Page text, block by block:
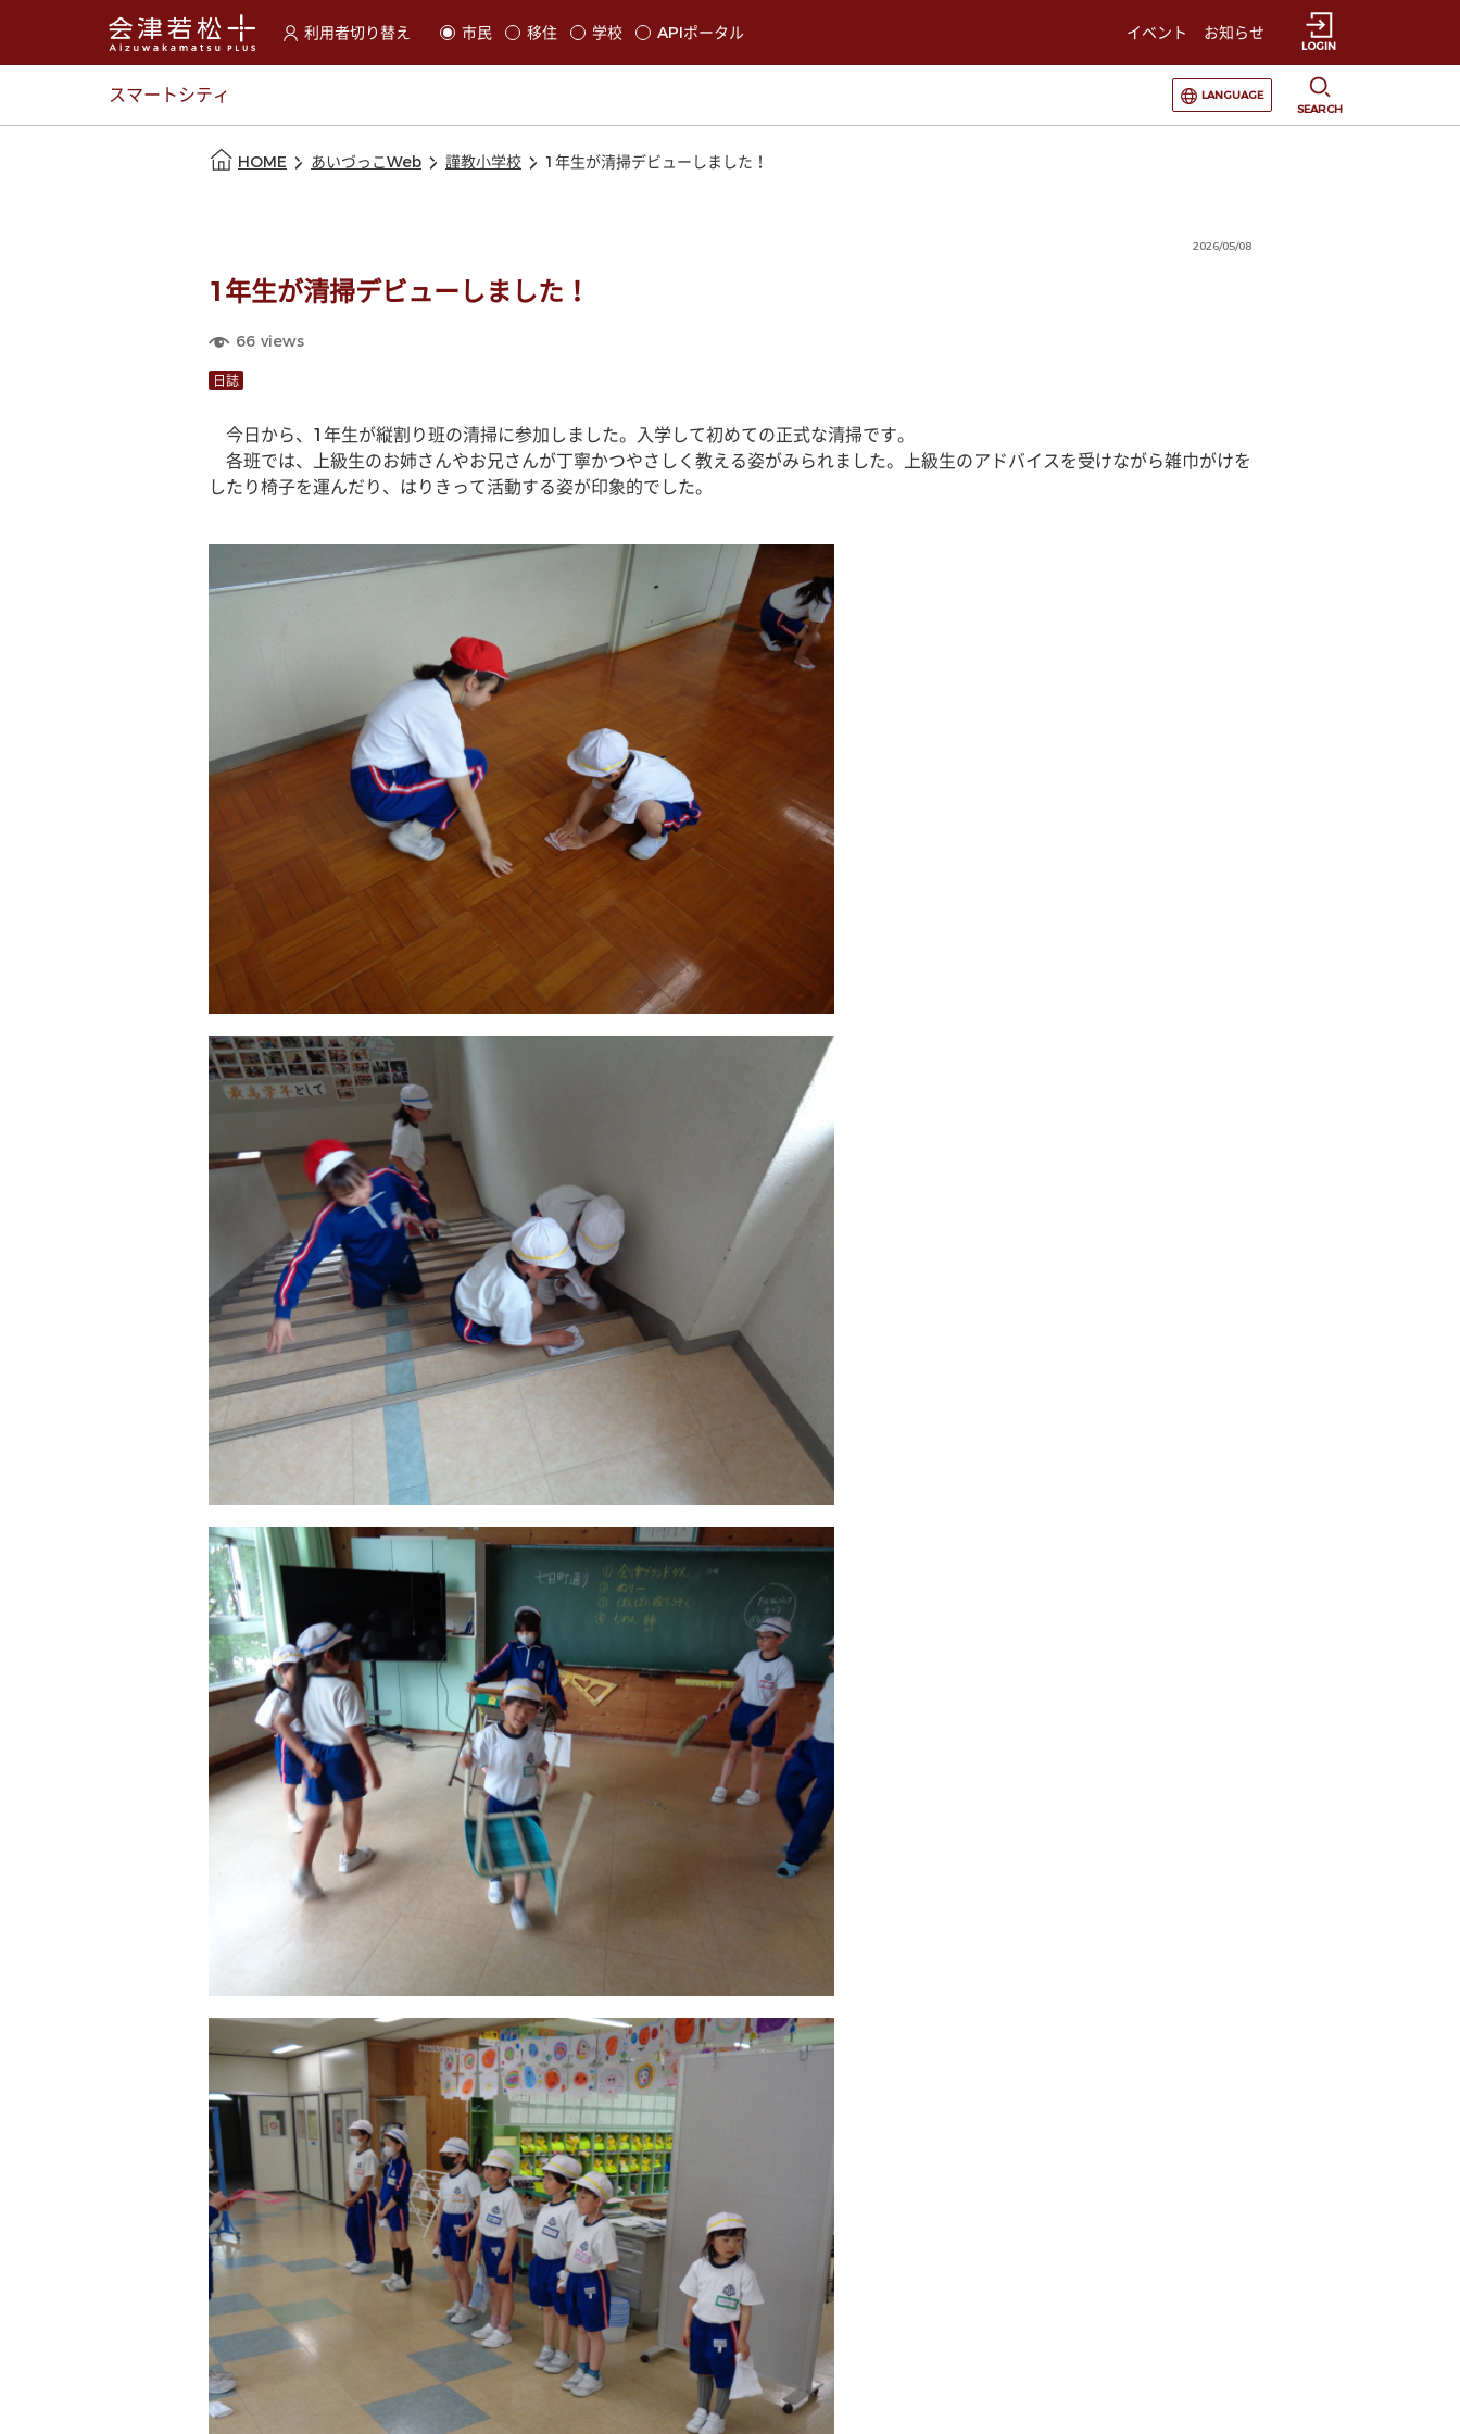
利用者切り替え
選択すると利用者の切替が発生します
市民 移住 学校 APIポータル イベント お知らせ
LOGIN
スマートシティ
選択すると言語の切替が発生します
LANGUAGE
SEARCH
HOME あいづっこWeb 謹教小学校 1年生が清掃デビューしました！
2026/05/08
1年生が清掃デビューしました！
66 views
日誌
今日から、1年生が縦割り班の清掃に参加しました。入学して初めての正式な清掃です。
各班では、上級生のお姉さんやお兄さんが丁寧かつやさしく教える姿がみられました。上級生のアドバイスを受けながら雑巾がけを
したり椅子を運んだり、はりきって活動する姿が印象的でした。